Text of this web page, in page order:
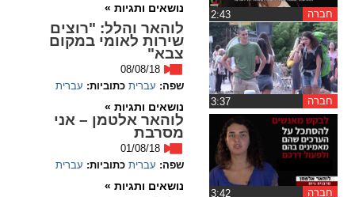
remove_circle_outline
Decrease font
add_circle_outline
Increase font
spellcheck
ניגודיות צבעים
brightness_high
brightness_low
חברה
נושאים ותגיות »
חברה
לוהאר והלל: "רוצים
שירות לאומי במקום
צבא"
08/08/18
שפה: עברית כתוביות: עברית
נושאים ותגיות »
חברה
לוהאר אלטמן – אני
מסרבת
01/08/18
שפה: עברית כתוביות: עברית
נושאים ותגיות »